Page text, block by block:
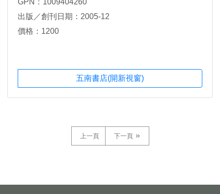
出版／創刊日期：2005-12
價格：1200
五南書店(開新視窗)
上一頁 下一頁